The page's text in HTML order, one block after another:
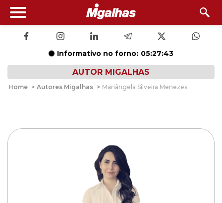
Informativo no forno: 05:27:43
AUTOR MIGALHAS
Home > Autores Migalhas > Mariângela Silveira Menezes